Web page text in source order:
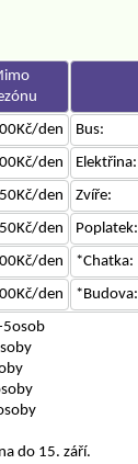
den Bus:
den Elektřina:
den Zvíře:
den Poplatek:
den *Chatka:
den *Budova:
5osob
do 15. září.